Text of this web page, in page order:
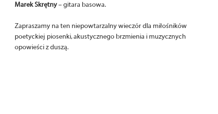
Marek Skrętny– gitara basowa.
Zapraszamy na ten niepowtarzalny wieczór dla miłośników
poetyckiej piosenki, akustycznego brzmienia i muzycznych
opowieści z duszą.